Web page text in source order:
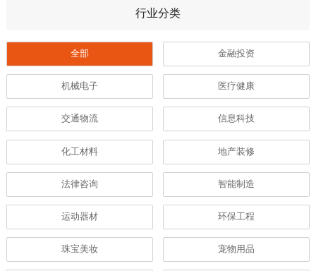
行业分类
全部 金融投资
机械电子 医疗健康
交通物流 信息科技
化工材料 地产装修
法律咨询 智能制造
运动器材 环保工程
珠宝美妆 宠物用品